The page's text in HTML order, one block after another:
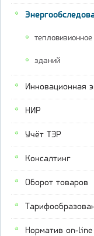
тепловизионное
зданий
Инновационная
НИР
Учёт ТЭР
Консалтинг
Оборот товаров
Норматив on-line